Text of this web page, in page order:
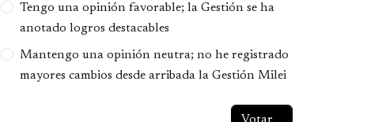
Tengo una opinión favorable; la Gestión se ha
anotado logros destacables
Mantengo una opinión neutra; no he registrado
mayores cambios desde arribada la Gestión Milei